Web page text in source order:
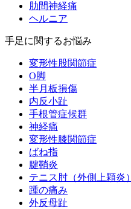
肋間神経痛
ヘルニア
手足に関するお悩み
変形性股関節症
O脚
半月板損傷
内反小趾
手根管症候群
神経痛
変形性膝関節症
ばね指
腱鞘炎
テニス肘（外側上顆炎）
踵の痛み
外反母趾